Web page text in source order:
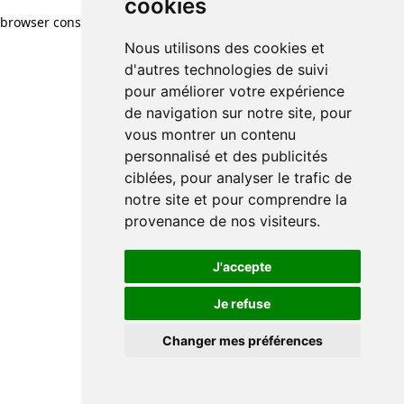
cookies
Nous utilisons des cookies et
d'autres technologies de suivi
pour améliorer votre expérience
de navigation sur notre site, pour
vous montrer un contenu
personnalisé et des publicités
ciblées, pour analyser le trafic de
notre site et pour comprendre la
provenance de nos visiteurs.
J'accepte
Je refuse
Changer mes préférences
browser console for more information)